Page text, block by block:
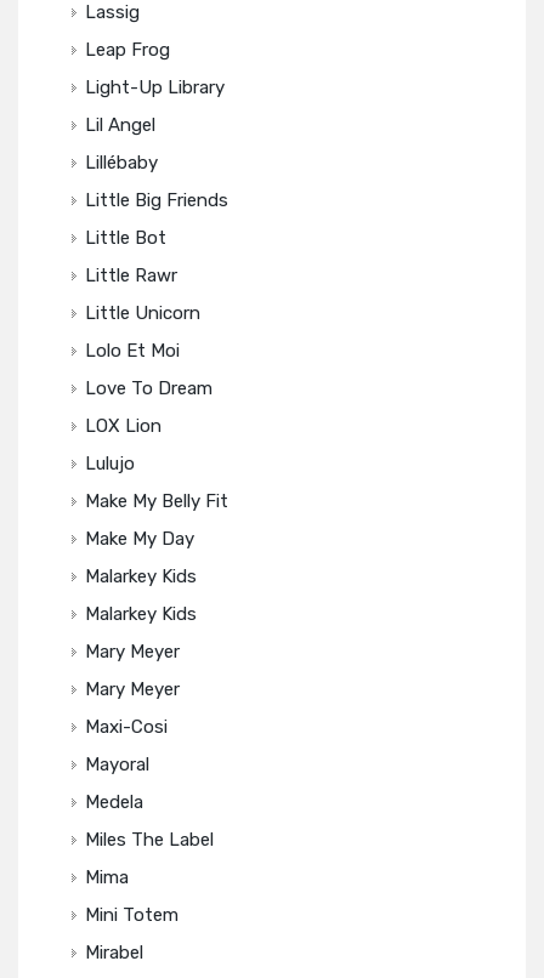
Lassig
Leap Frog
Light-Up Library
Lil Angel
Lillébaby
Little Big Friends
Little Bot
Little Rawr
Little Unicorn
Lolo Et Moi
Love To Dream
LOX Lion
Lulujo
Make My Belly Fit
Make My Day
Malarkey Kids
Malarkey Kids
Mary Meyer
Mary Meyer
Maxi-Cosi
Mayoral
Medela
Miles The Label
Mima
Mini Totem
Mirabel